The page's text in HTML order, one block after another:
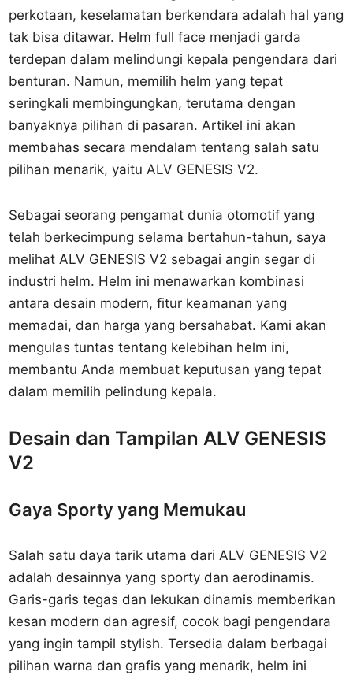
perkotaan, keselamatan berkendara adalah hal yang
tak bisa ditawar. Helm full face menjadi garda
terdepan dalam melindungi kepala pengendara dari
benturan. Namun, memilih helm yang tepat
seringkali membingungkan, terutama dengan
banyaknya pilihan di pasaran. Artikel ini akan
membahas secara mendalam tentang salah satu
pilihan menarik, yaitu ALV GENESIS V2.
Sebagai seorang pengamat dunia otomotif yang
telah berkecimpung selama bertahun-tahun, saya
melihat ALV GENESIS V2 sebagai angin segar di
industri helm. Helm ini menawarkan kombinasi
antara desain modern, fitur keamanan yang
memadai, dan harga yang bersahabat. Kami akan
mengulas tuntas tentang kelebihan helm ini,
membantu Anda membuat keputusan yang tepat
dalam memilih pelindung kepala.
Desain dan Tampilan ALV GENESIS
V2
Gaya Sporty yang Memukau
Salah satu daya tarik utama dari ALV GENESIS V2
adalah desainnya yang sporty dan aerodinamis.
Garis-garis tegas dan lekukan dinamis memberikan
kesan modern dan agresif, cocok bagi pengendara
yang ingin tampil stylish. Tersedia dalam berbagai
pilihan warna dan grafis yang menarik, helm ini